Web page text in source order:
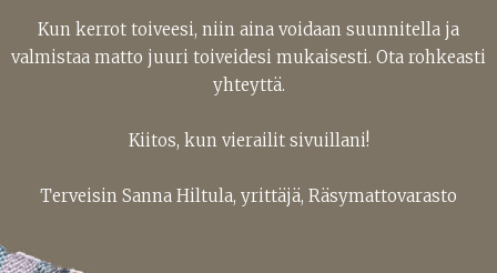
Kun kerrot toiveesi, niin aina voidaan suunnitella ja
valmistaa matto juuri toiveidesi mukaisesti. Ota rohkeasti
yhteyttä.
Kiitos, kun vierailit sivuillani!
Terveisin Sanna Hiltula, yrittäjä, Räsymattovarasto